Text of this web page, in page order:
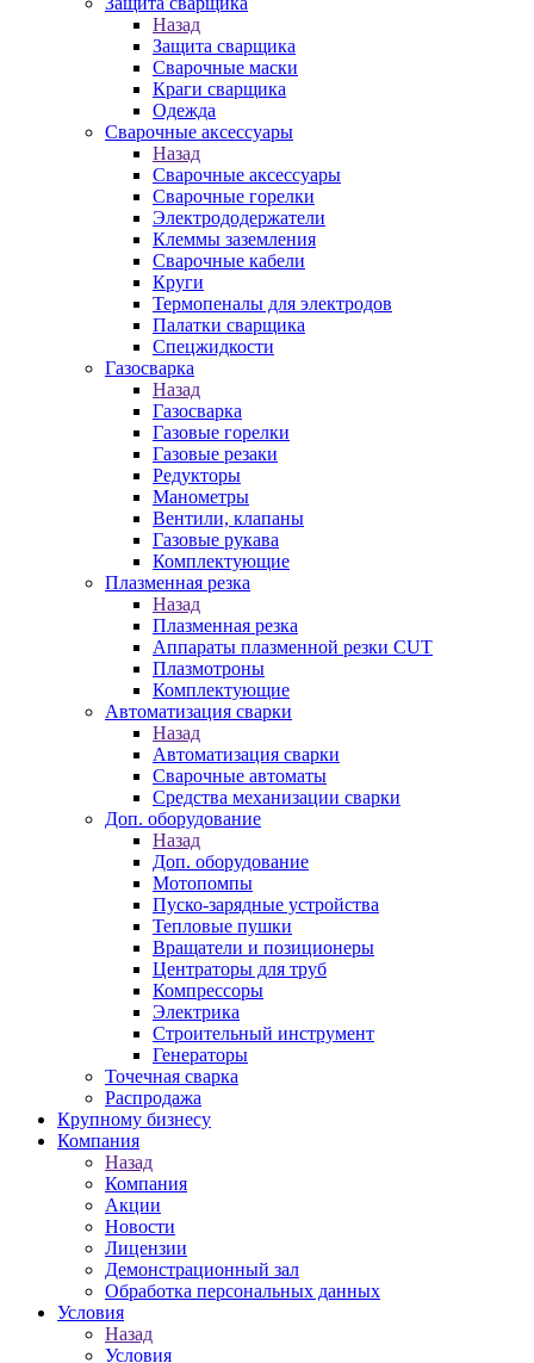
Назад
Защита сварщика
Сварочные маски
Краги сварщика
Одежда
Сварочные аксессуары
Назад
Сварочные аксессуары
Сварочные горелки
Электрододержатели
Клеммы заземления
Сварочные кабели
Круги
Термопеналы для электродов
Палатки сварщика
Спецжидкости
Газосварка
Назад
Газосварка
Газовые горелки
Газовые резаки
Редукторы
Манометры
Вентили, клапаны
Газовые рукава
Комплектующие
Плазменная резка
Назад
Плазменная резка
Аппараты плазменной резки CUT
Плазмотроны
Комплектующие
Автоматизация сварки
Назад
Автоматизация сварки
Сварочные автоматы
Средства механизации сварки
Доп. оборудование
Назад
Доп. оборудование
Мотопомпы
Пуско-зарядные устройства
Тепловые пушки
Вращатели и позиционеры
Центраторы для труб
Компрессоры
Электрика
Строительный инструмент
Генераторы
Точечная сварка
Распродажа
Крупному бизнесу
Компания
Назад
Компания
Акции
Новости
Лицензии
Демонстрационный зал
Обработка персональных данных
Условия
Назад
Условия